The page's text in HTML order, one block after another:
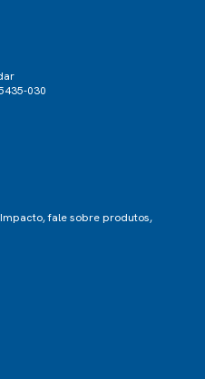
030
fale sobre produtos,